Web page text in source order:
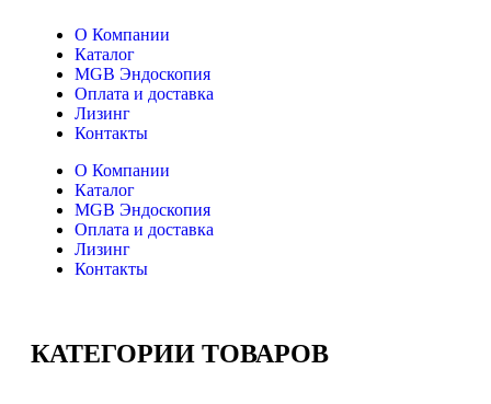
О Компании
Каталог
MGB Эндоскопия
Оплата и доставка
Лизинг
Контакты
О Компании
Каталог
MGB Эндоскопия
Оплата и доставка
Лизинг
Контакты
КАТЕГОРИИ ТОВАРОВ